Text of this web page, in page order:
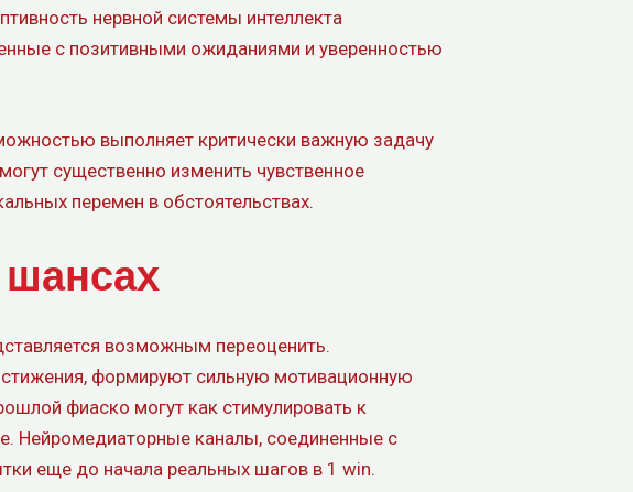
нервной системы интеллекта
с позитивными ожиданиями и уверенностью
выполняет критически важную задачу
существенно изменить чувственное
перемен в обстоятельствах.
возможным переоценить.
формируют сильную мотивационную
фиаско могут как стимулировать к
Нейромедиаторные каналы, соединенные с
еще до начала реальных шагов в 1 win.